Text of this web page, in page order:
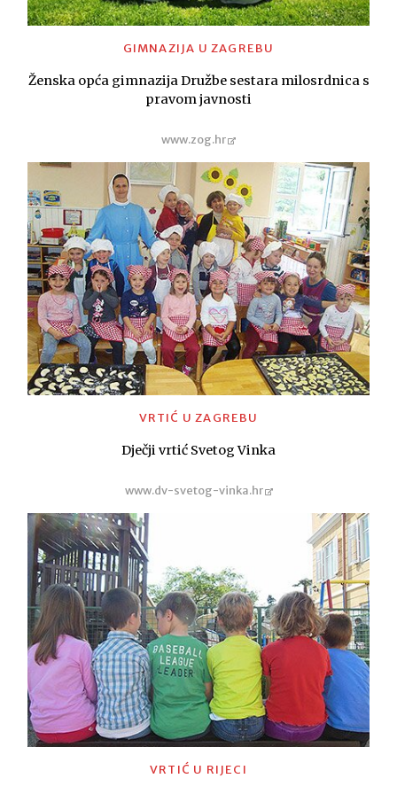
GIMNAZIJA U ZAGREBU
Ženska opća gimnazija Družbe sestara milosrdnica s
pravom javnosti
www.zog.hr
VRTIĆ U ZAGREBU
Dječji vrtić Svetog Vinka
www.dv-svetog-vinka.hr
VRTIĆ U RIJECI